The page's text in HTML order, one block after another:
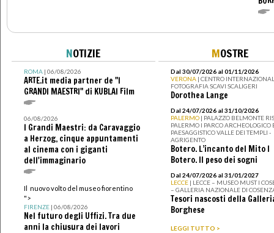
NOTIZIE
ROMA| 06/08/2026
ARTE.it media partner de "I
GRANDI MAESTRI" di KUBLAI Film
06/08/2026
I Grandi Maestri: da Caravaggio
a Herzog, cinque appuntamenti
al cinema con i giganti
dell'immaginario
Il nuovo volto del museo fiorentino
">
FIRENZE| 06/08/2026
Nel futuro degli Uffizi. Tra due
anni la chiusura dei lavori
MOSTRE
Dal 30/07/2026 al 01/11/2026
VERONA | CENTRO
FOTOGRAFIA SCAVI SCALIGERI
Dorothea Lange
Dal 24/07/2026 al 31/10/2026
PALERMO | PALAZZO BELMONTE
PALERMO I PARCO ARCHEOLOGICO
PAESAGGISTICO VALLE DEI TEMPLI -
AGRIGENTO
Botero. L’incanto del Mito I
Botero. Il peso dei sogni
Dal 24/07/2026 al 31/01/2027
LECCE | LECCE – MUSEO MUST I
– GALLERIA NAZIONALE DI
Tesori nascosti della
Borghese
LEGGI TUTTO >